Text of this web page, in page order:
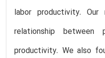
labor productivity.
relationship
productivity. We also